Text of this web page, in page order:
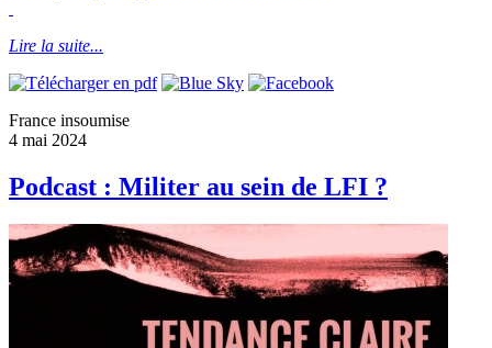
Lire la suite...
France insoumise
4 mai 2024
Podcast : Militer au sein de LFI ?